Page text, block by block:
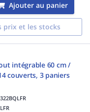
Ajouter au panier
prix et les stocks
intégrable 60 cm /
couverts, 3 paniers